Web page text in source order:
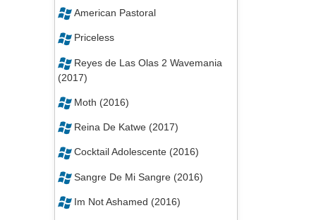
American Pastoral
Priceless
Reyes de Las Olas 2 Wavemania
(2017)
Moth (2016)
Reina De Katwe (2017)
Cocktail Adolescente (2016)
Sangre De Mi Sangre (2016)
Im Not Ashamed (2016)